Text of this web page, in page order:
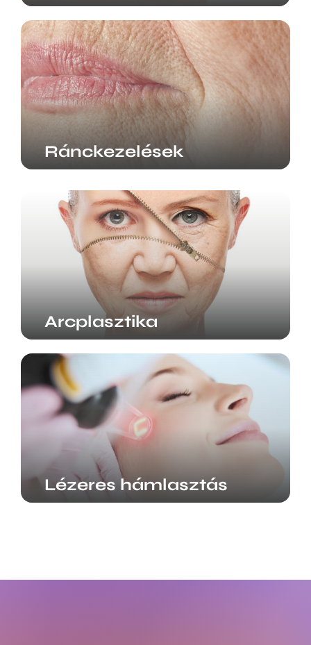
Ránckezelések
Arcplasztika
Lézeres hámlasztás